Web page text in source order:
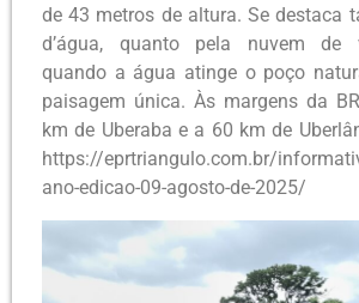
de 43 metros de altura. Se destaca
d’água, quanto pela nuvem de
quando a água atinge o poço
paisagem única. Às margens da
km de Uberaba e a 60 km de
https://eprtriangulo.com.br/
ano-edicao-09-agosto-de-2025/